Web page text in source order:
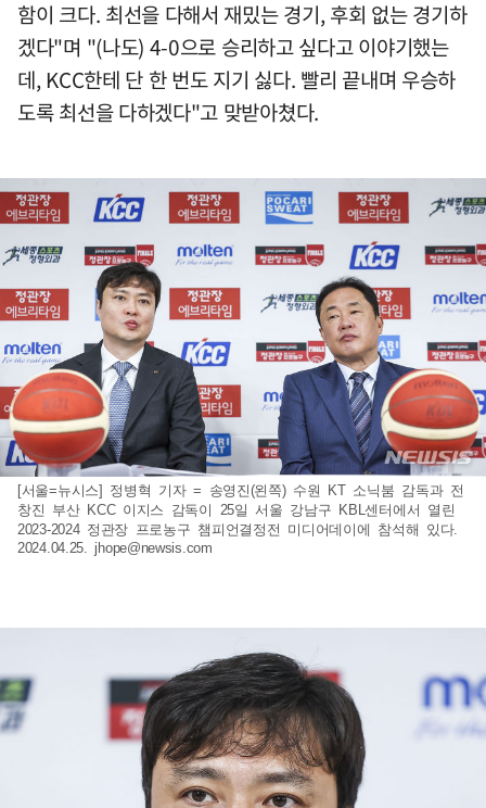
함이 크다. 최선을 다해서 재밌는 경기, 후회 없는 경기하
겠다"며 "(나도) 4-0으로 승리하고 싶다고 이야기했는
데, KCC한테 단 한 번도 지기 싫다. 빨리 끝내며 우승하
도록 최선을 다하겠다"고 맞받아쳤다.
[서울=뉴시스] 정병혁 기자 = 송영진(왼쪽) 수원 KT 소닉붐 감독과 전
창진 부산 KCC 이지스 감독이 25일 서울 강남구 KBL센터에서 열린
2023-2024 정관장 프로농구 챔피언결정전 미디어데이에 참석해 있다.
2024.04.25. jhope@newsis.com